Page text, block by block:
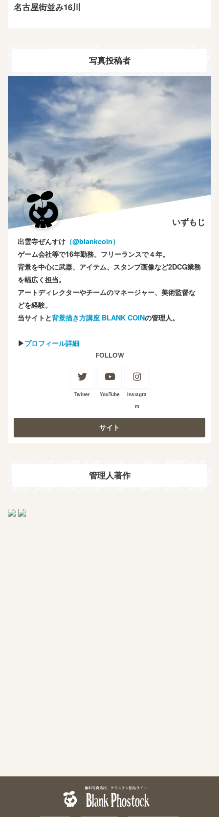
名古屋街並み16川
写真投稿者
いずもじ
出雲寺ぜんすけ （‎@blankcoin）
ゲーム会社等で16年勤務。フリーランスで４年。
背景を中心に武器、アイテム、スタンプ画像など2DCG業務
を幅広く担当。
アートディレクターやチームのマネージャー、美術監督な
どを経験。
当サイトと背景描き方講座 BLANK COINの管理人。
▶プロフィール詳細
FOLLOW
Twitter YouTube
instagra
m
管理人著作